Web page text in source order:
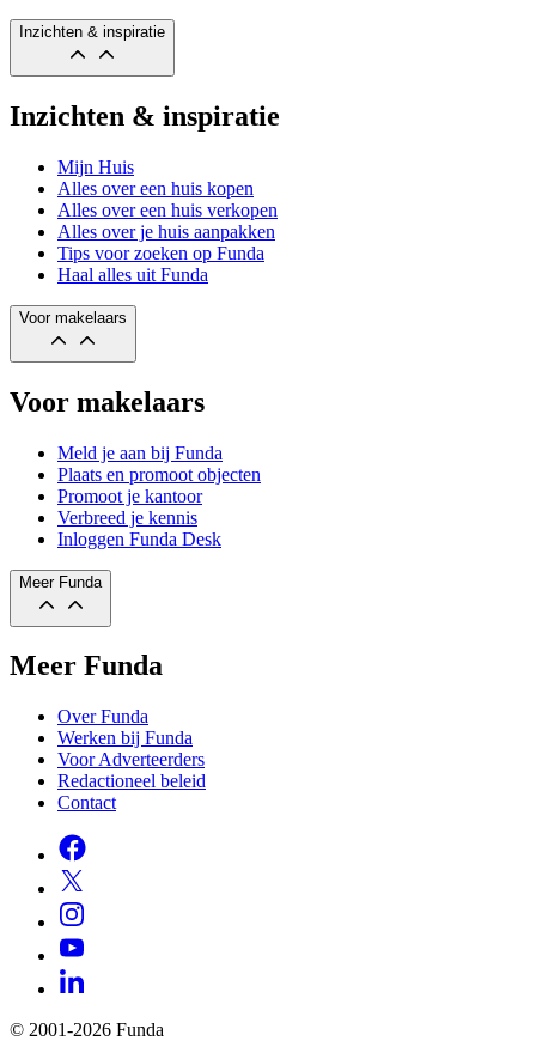
Inzichten & inspiratie
Inzichten & inspiratie
Mijn Huis
Alles over een huis kopen
Alles over een huis verkopen
Alles over je huis aanpakken
Tips voor zoeken op Funda
Haal alles uit Funda
Voor makelaars
Voor makelaars
Meld je aan bij Funda
Plaats en promoot objecten
Promoot je kantoor
Verbreed je kennis
Inloggen Funda Desk
Meer Funda
Meer Funda
Over Funda
Werken bij Funda
Voor Adverteerders
Redactioneel beleid
Contact
© 2001-2026 Funda